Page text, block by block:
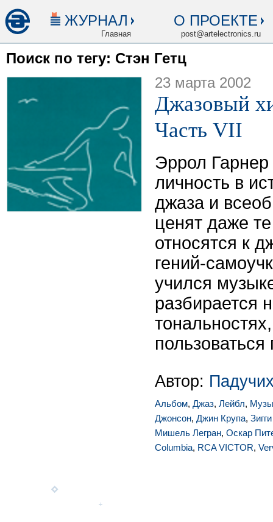
ЖУРНАЛ
Главная
О ПРОЕКТЕ
post@artelectronics.ru
Поиск по тегу: Стэн Гетц
23 марта 2002
Джазовый
Часть VII
Эррол Гарнер
личность в
джаза и
ценят даже
относятся к
гений-
учился
разбирается
Автор:
Альбом, Джаз, Лейбл,
Джонсон, Джин Крупа,
Мишель Легран, Оскар
Columbia, RCA VICTOR,